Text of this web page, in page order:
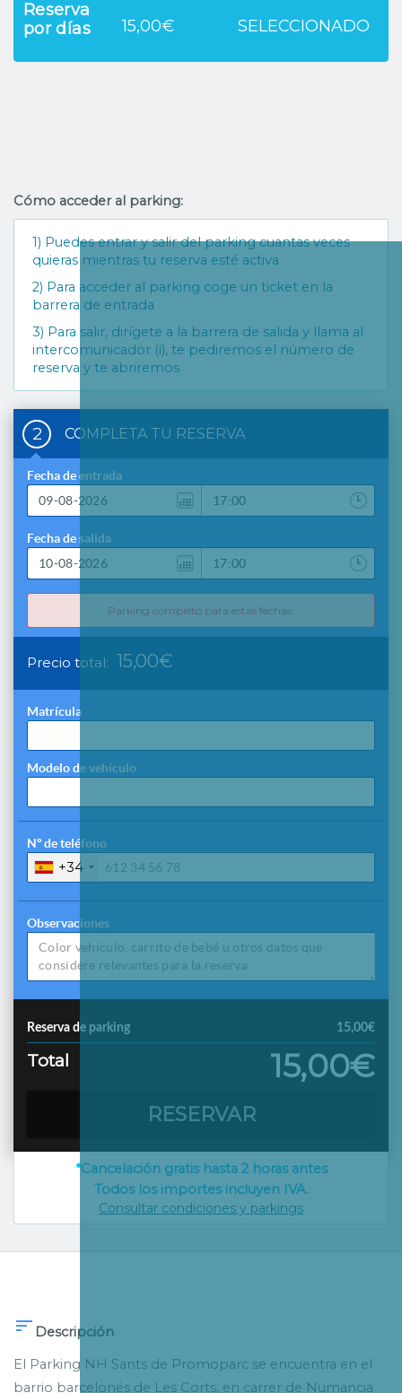
Reserva
por días
15,00€ SELECCIONADO
Cómo acceder al parking:
1) Puedes entrar y salir del parking cuantas veces
quieras mientras tu reserva esté activa
2) Para acceder al parking coge un ticket en la
barrera de entrada
3) Para salir, dirígete a la barrera de salida y llama al
intercomunicador (i), te pediremos el número de
reserva y te abriremos
2 COMPLETA TU RESERVA
Fecha de entrada
Fecha de salida
Parking completo para estas fechas.
Precio total: 15,00€
Matrícula
Modelo de vehículo
Nº de teléfono
+34
Observaciones
Reserva de parking 15,00€
Total 15,00€
RESERVAR
*Cancelación gratis hasta 2 horas antes
Todos los importes incluyen IVA.
Consultar condiciones y parkings
 Descripción
El Parking NH Sants de Promoparc se encuentra en el
barrio barcelonés de Les Corts, en carrer de Numancia